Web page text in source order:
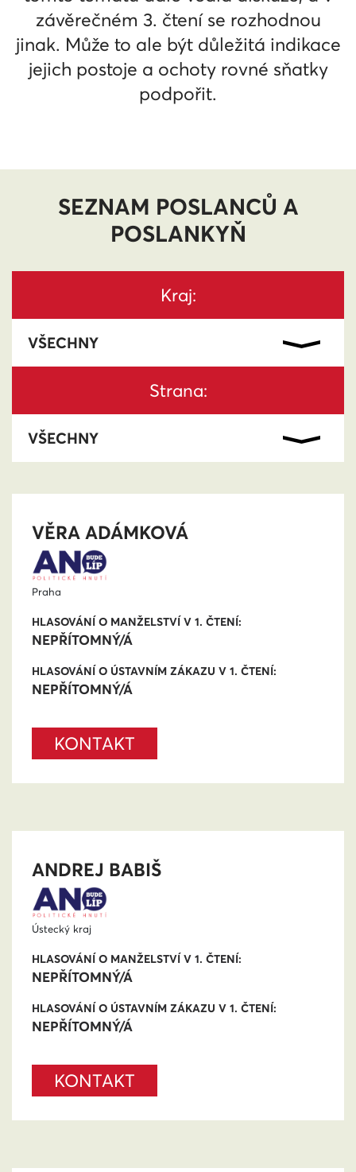
závěrečném 3. čtení se rozhodnou
jinak. Může to ale být důležitá indikace
jejich postoje a ochoty rovné sňatky
podpořit.
SEZNAM POSLANCŮ A
POSLANKYŇ
Kraj:
Strana:
VĚRA ADÁMKOVÁ
Praha
HLASOVÁNÍ O MANŽELSTVÍ V 1. ČTENÍ:
NEPŘÍTOMNÝ/Á
HLASOVÁNÍ O ÚSTAVNÍM ZÁKAZU V 1. ČTENÍ:
NEPŘÍTOMNÝ/Á
KONTAKT
ANDREJ BABIŠ
Ústecký kraj
HLASOVÁNÍ O MANŽELSTVÍ V 1. ČTENÍ:
NEPŘÍTOMNÝ/Á
HLASOVÁNÍ O ÚSTAVNÍM ZÁKAZU V 1. ČTENÍ:
NEPŘÍTOMNÝ/Á
KONTAKT